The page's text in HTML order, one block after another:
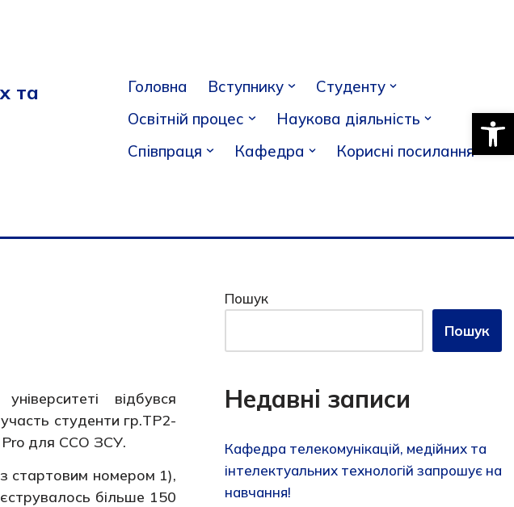
та
Головна Вступнику
Студенту
Освітній процес
Наукова діяльність
Співпраця
Кафедра Корисні посилання
відбувся
студенти гр.ТР2-
Pro для ССО ЗСУ.
стартовим номером 1),
більше 150
Пошук
Пошук
Недавні записи
Кафедра телекомунікацій, медійних та
інтелектуальних технологій запрошує на
навчання!